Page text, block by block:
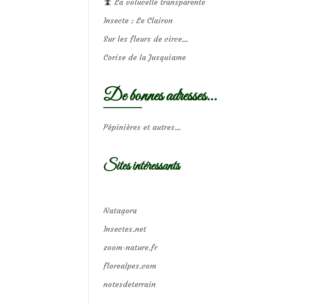
La volucelle transparente
Insecte : Le Clairon
Sur les fleurs de circe…
Corise de la Jusquiame
De bonnes adresses…
Pépinières et autres…
Sites intéressants
Natagora
Insectes.net
zoom-nature.fr
florealpes.com
notesdeterrain